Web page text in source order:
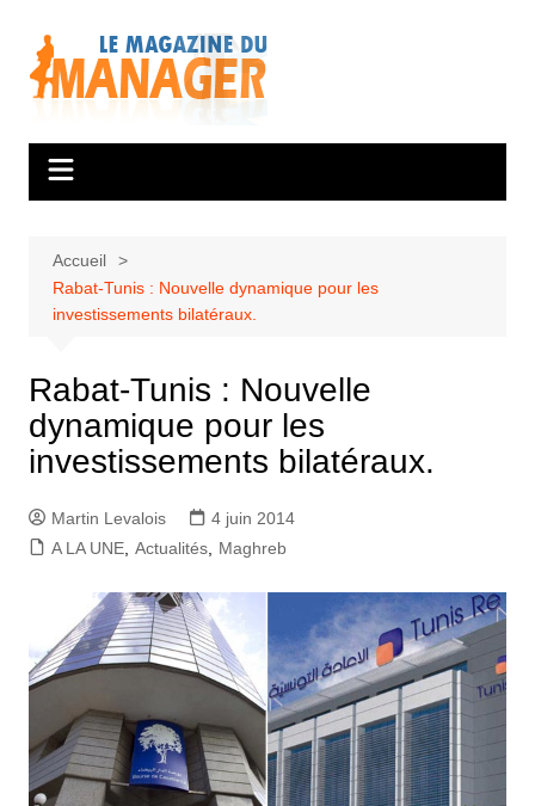
contenu
Accueil
Rabat-Tunis : Nouvelle dynamique pour les
investissements bilatéraux.
Rabat-Tunis : Nouvelle
dynamique pour les
investissements bilatéraux.
Martin Levalois
4 juin 2014
A LA UNE, Actualités, Maghreb